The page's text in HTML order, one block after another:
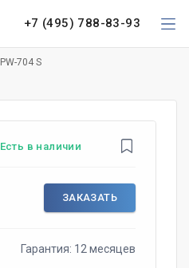
+7 (495) 788-83-93
PW-704 S
Есть в наличии
ЗАКАЗАТЬ
Гарантия: 12 месяцев